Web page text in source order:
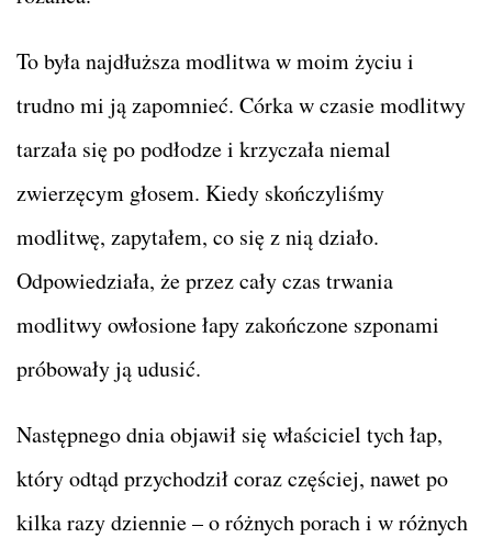
To była najdłuższa modlitwa w moim życiu i
trudno mi ją zapomnieć. Córka w czasie modlitwy
tarzała się po podłodze i krzyczała niemal
zwierzęcym głosem. Kiedy skończyliśmy
modlitwę, zapytałem, co się z nią działo.
Odpowiedziała, że przez cały czas trwania
modlitwy owłosione łapy zakończone szponami
próbowały ją udusić.
Następnego dnia objawił się właściciel tych łap,
który odtąd przychodził coraz częściej, nawet po
kilka razy dziennie – o różnych porach i w różnych